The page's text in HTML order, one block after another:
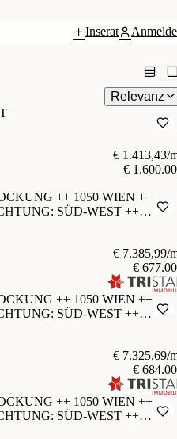
Inserat
Relevanz
€ 1.413,43/
€
++ 1050 WIEN ++
SÜD-WEST ++
AUFZUG ++
€ 7.385,99/
€
++ 1050 WIEN ++
SÜD-WEST ++
AUFZUG ++
€ 7.325,69/
€
++ 1050 WIEN ++
SÜD-WEST ++
AUFZUG ++